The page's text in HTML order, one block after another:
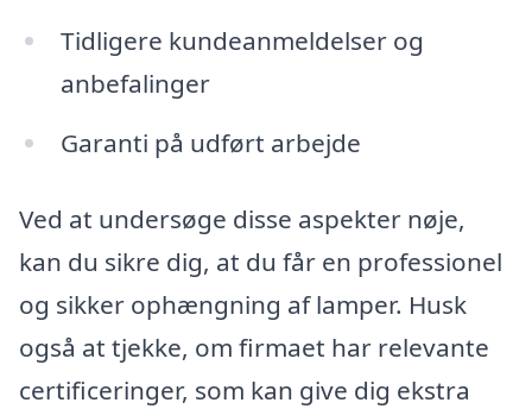
Tidligere kundeanmeldelser og
anbefalinger
Garanti på udført arbejde
Ved at undersøge disse aspekter nøje,
kan du sikre dig, at du får en professionel
og sikker ophængning af lamper. Husk
også at tjekke, om firmaet har relevante
certificeringer, som kan give dig ekstra